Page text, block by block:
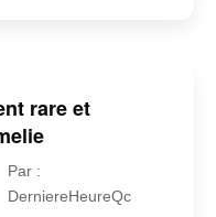
rare et
Par :
DerniereHeureQc